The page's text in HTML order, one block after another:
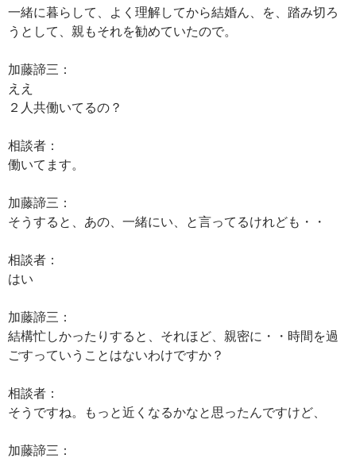
一緒に暮らして、よく理解してから結婚ん、を、踏み切ろ
うとして、親もそれを勧めていたので。
加藤諦三：
ええ
２人共働いてるの？
相談者：
働いてます。
加藤諦三：
そうすると、あの、一緒にい、と言ってるけれども・・
相談者：
はい
加藤諦三：
結構忙しかったりすると、それほど、親密に・・時間を過
ごすっていうことはないわけですか？
相談者：
そうですね。もっと近くなるかなと思ったんですけど、
加藤諦三：